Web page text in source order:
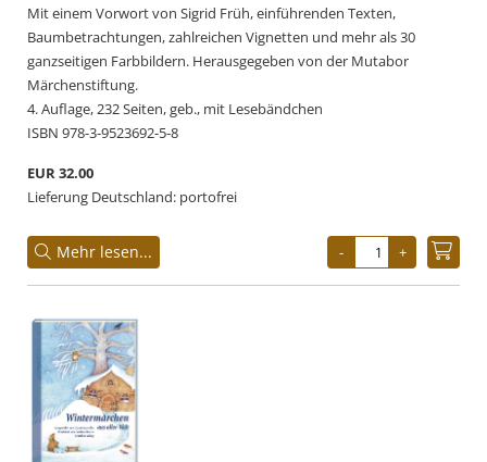
Mit einem Vorwort von Sigrid Früh, einführenden Texten,
Baumbetrachtungen, zahlreichen Vignetten und mehr als 30
ganzseitigen Farbbildern. Herausgegeben von der Mutabor
Märchenstiftung.
4. Auflage, 232 Seiten, geb., mit Lesebändchen
ISBN 978-3-9523692-5-8
EUR 32.00
Lieferung Deutschland: portofrei
Mehr lesen...